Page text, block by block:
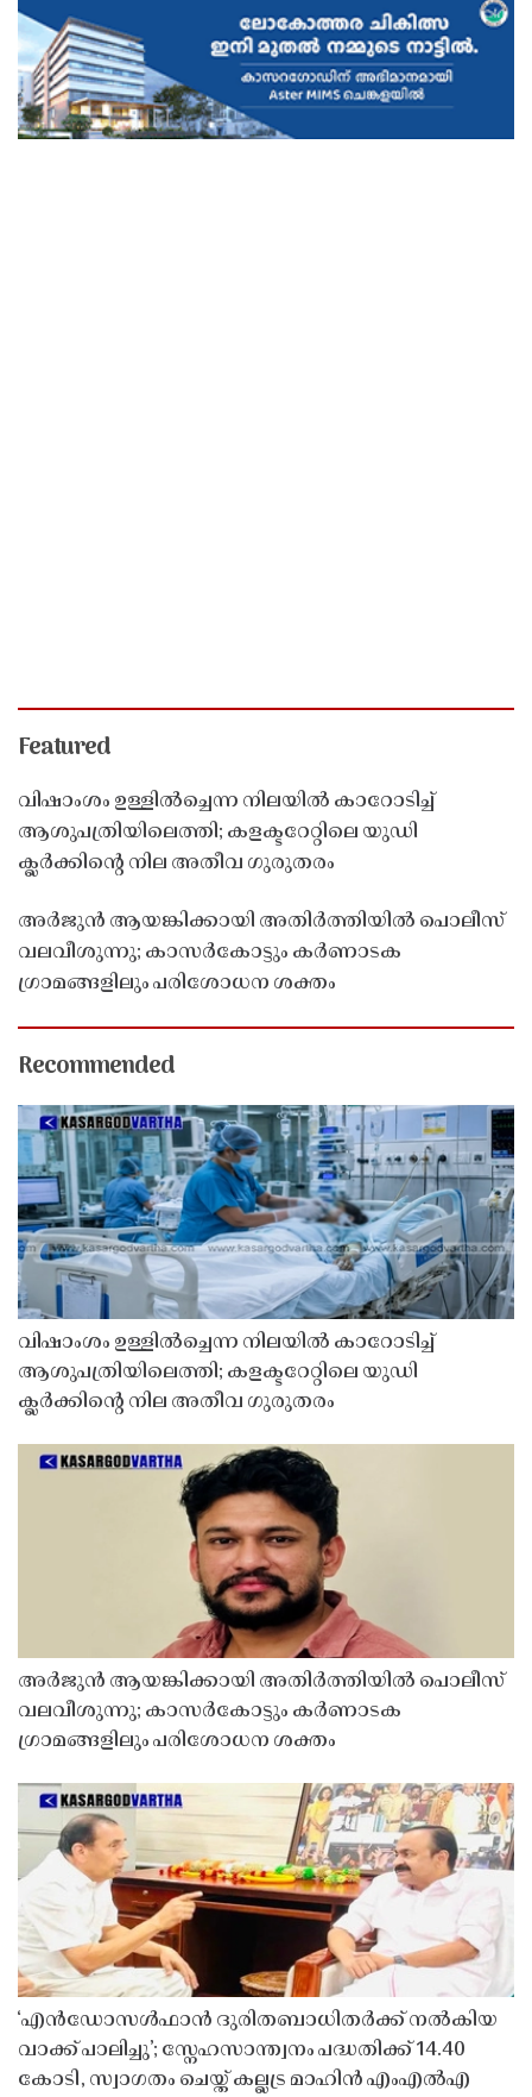
Featured
വിഷാംശം ഉള്ളിൽച്ചെന്ന നിലയിൽ കാറോടിച്ച്
ആശുപത്രിയിലെത്തി; കളക്ടറേറ്റിലെ യുഡി
ക്ലർക്കിൻ്റെ നില അതീവ ഗുരുതരം
അർജുൻ ആയങ്കിക്കായി അതിർത്തിയിൽ പൊലീസ്
വലവീശുന്നു; കാസർകോട്ടും കർണാടക
ഗ്രാമങ്ങളിലും പരിശോധന ശക്തം
Recommended
വിഷാംശം ഉള്ളിൽച്ചെന്ന നിലയിൽ കാറോടിച്ച്
ആശുപത്രിയിലെത്തി; കളക്ടറേറ്റിലെ യുഡി
ക്ലർക്കിൻ്റെ നില അതീവ ഗുരുതരം
അർജുൻ ആയങ്കിക്കായി അതിർത്തിയിൽ പൊലീസ്
വലവീശുന്നു; കാസർകോട്ടും കർണാടക
ഗ്രാമങ്ങളിലും പരിശോധന ശക്തം
‘എൻഡോസൾഫാൻ ദുരിതബാധിതർക്ക് നൽകിയ
വാക്ക് പാലിച്ചു’; സ്നേഹസാന്ത്വനം പദ്ധതിക്ക് 14.40
കോടി, സ്വാഗതം ചെയ്ത് കല്ലട്ര മാഹിൻ എംഎൽഎ